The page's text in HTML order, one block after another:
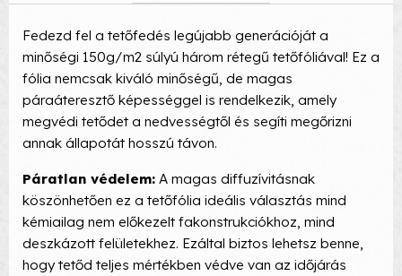
Fedezd fel a tetőfedés legújabb generációját a
minőségi 150g/m2 súlyú három rétegű tetőfóliával! Ez a
fólia nemcsak kiváló minőségű, de magas
páraáteresztő képességgel is rendelkezik, amely
megvédi tetődet a nedvességtől és segíti megőrizni
annak állapotát hosszú távon.
Páratlan védelem: A magas diffuzívitásnak
köszönhetően ez a tetőfólia ideális választás mind
kémiailag nem előkezelt fakonstrukciókhoz, mind
deszkázott felületekhez. Ezáltal biztos lehetsz benne,
hogy tetőd teljes mértékben védve van az időjárás